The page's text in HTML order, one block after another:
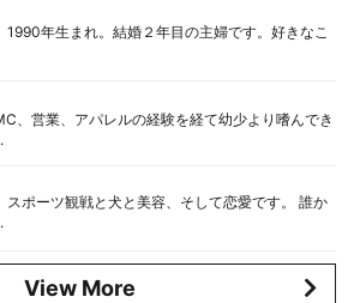
1990年生まれ。結婚２年目の主婦です。好きなこ
、営業、アパレルの経験を経て幼少より嗜んでき
スポーツ観戦と犬と美容、そして恋愛です。 誰か
View More